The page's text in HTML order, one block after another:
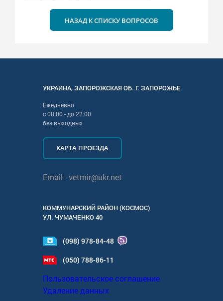
НАЗАД К СПИСКУ ВОПРОСОВ
УКРАИНА,ЗАПОРОЖСКАЯОБ. Г. ЗАПОРОЖЬЕ
Ежедневно
с08:00 - до22:00
без выходных
КАРТА ПРОЕЗДА
Email -vetmir@ukr.net
КОММУНАРСКИЙ РАЙОН (КОСМОС)
УЛ. ЧУМАЧЕНКО 40
(098) 978-84-48
(050) 788-86-11
Пользовательское соглашение
Удаление данных